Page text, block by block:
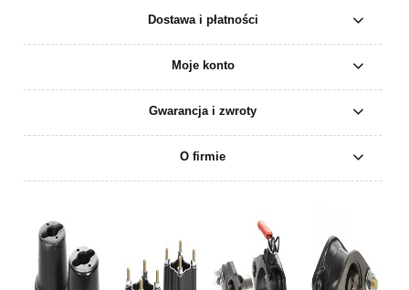
Dostawa i płatności
Moje konto
Gwarancja i zwroty
O firmie